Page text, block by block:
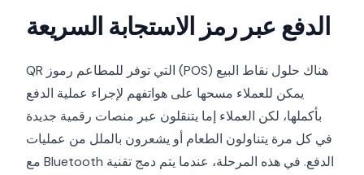
الدفع عبر رمز الاستجابة السريعة
هناك حلول نقاط البيع (POS) التي توفر للمطاعم رموز QR
يمكن للعملاء مسحها على هواتفهم لإجراء عملية الدفع
بأكملها، لكن العملاء إما يتنقلون عبر منصات رقمية جديدة
في كل مرة يتناولون الطعام أو يشعرون بالملل من عمليات
الدفع. في هذه المرحلة، عندما يتم دمج تقنية Bluetooth مع